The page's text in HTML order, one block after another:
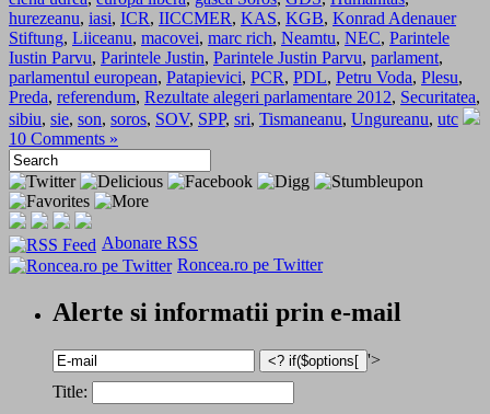
hurezeanu, iasi, ICR, IICCMER, KAS, KGB, Konrad Adenauer
Stiftung, Liiceanu, macovei, marc rich, Neamtu, NEC, Parintele
Iustin Parvu, Parintele Justin, Parintele Justin Parvu, parlament,
parlamentul european, Patapievici, PCR, PDL, Petru Voda, Plesu,
Preda, referendum, Rezultate alegeri parlamentare 2012, Securitatea,
sibiu, sie, son, soros, SOV, SPP, sri, Tismaneanu, Ungureanu, utc
10 Comments »
Abonare RSS
Roncea.ro pe Twitter
Alerte si informatii prin e-mail
'>
Title: